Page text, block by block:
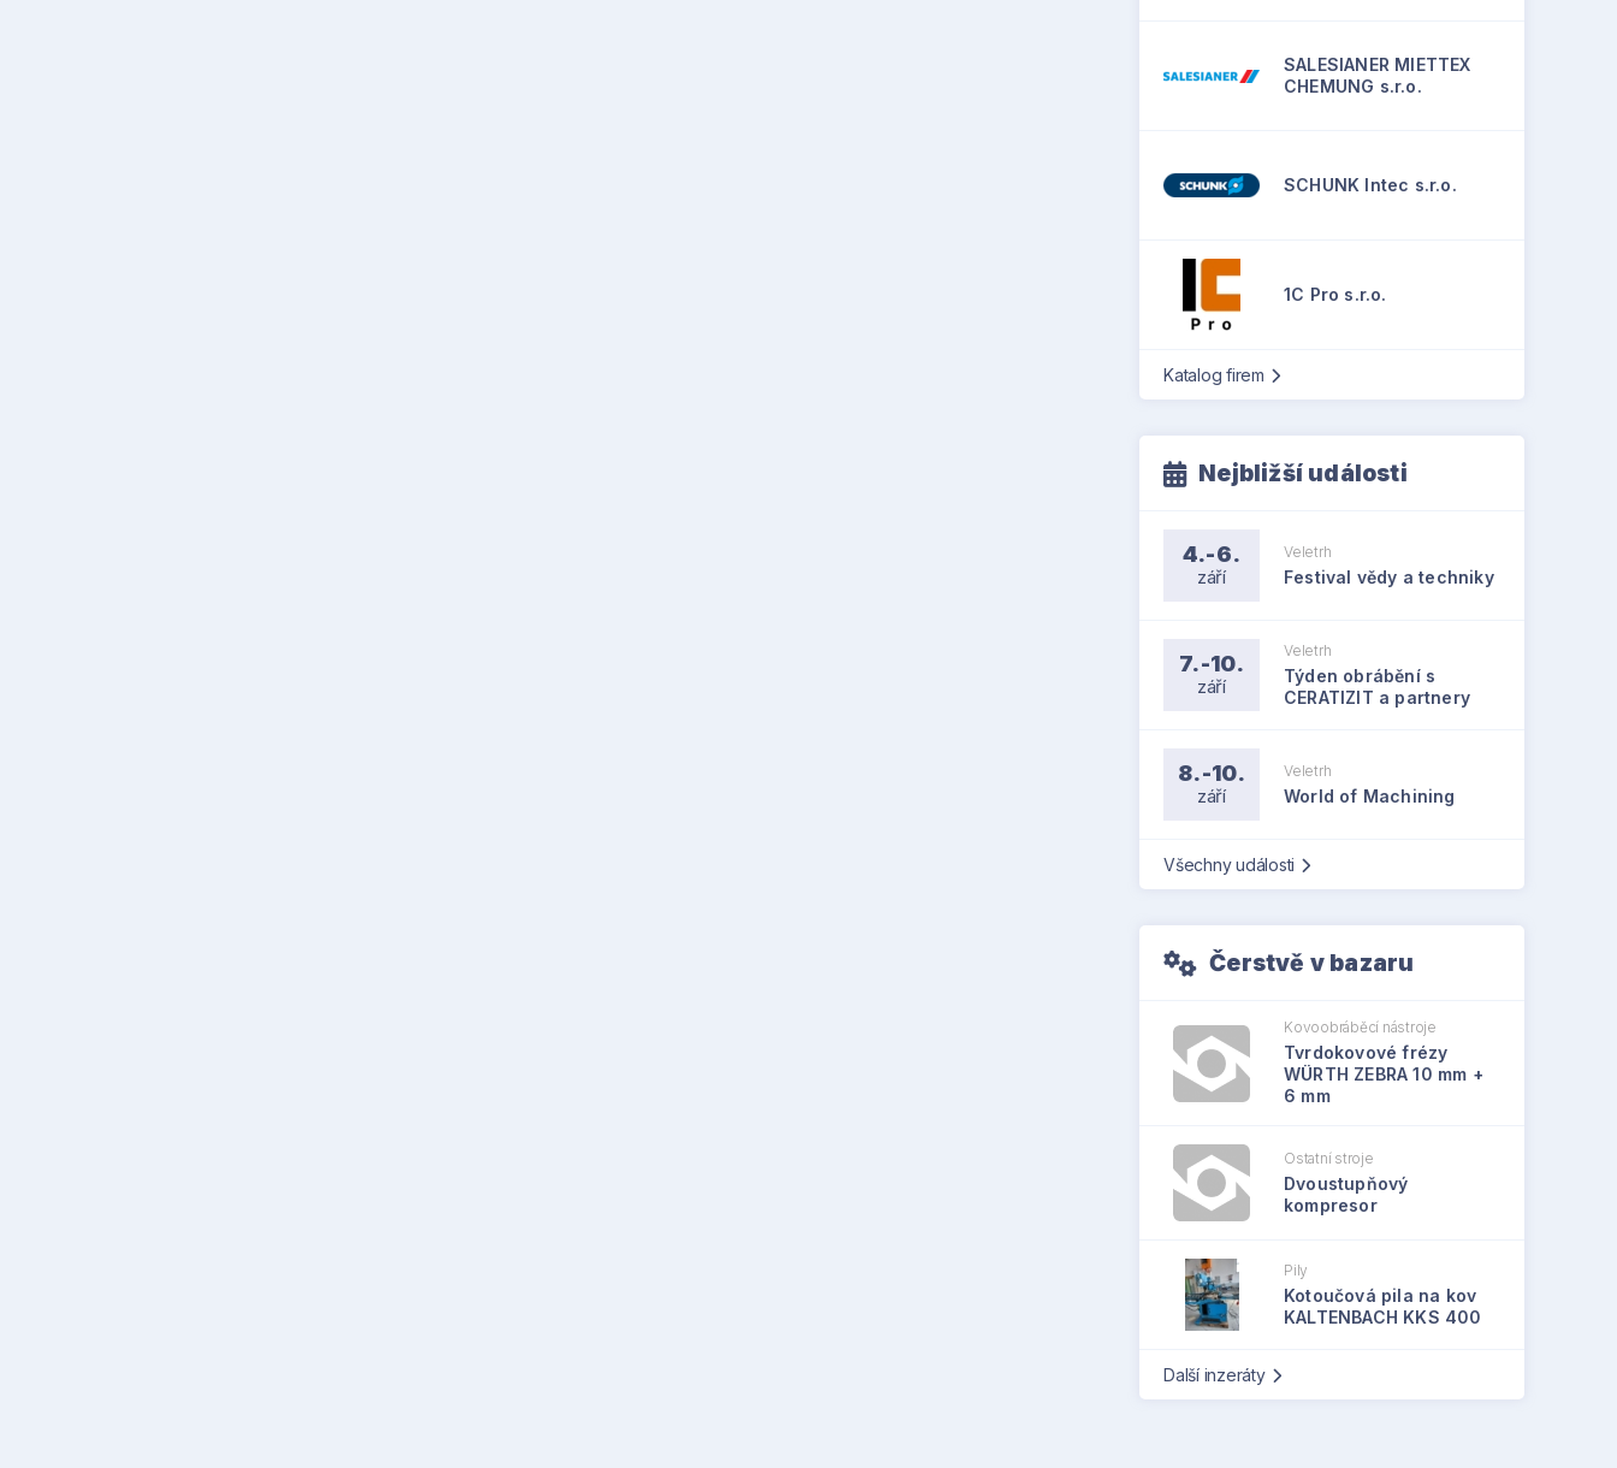
SALESIANER MIETTEX
CHEMUNG s.r.o.
SCHUNK Intec s.r.o.
1C Pro s.r.o.
Katalog firem
Nejbližší události
4.-6.
září
Veletrh
Festival vědy a techniky
7.-10.
září
Veletrh
Týden obrábění s
CERATIZIT a partnery
8.-10.
září
Veletrh
World of Machining
Všechny události
Čerstvě v bazaru
Kovoobráběcí nástroje
Tvrdokovové frézy
WÜRTH ZEBRA 10 mm +
6 mm
Ostatní stroje
Dvoustupňový
kompresor
Pily
Kotoučová pila na kov
KALTENBACH KKS 400
Další inzeráty